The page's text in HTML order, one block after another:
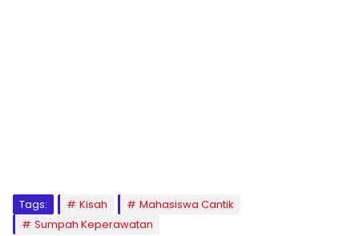
Tags: Kisah
Mahasiswa Cantik
Sumpah Keperawatan